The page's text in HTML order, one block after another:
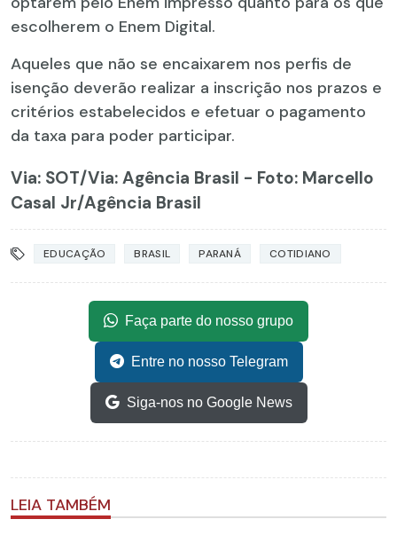
escolherem o Enem Digital.
Aqueles que não se encaixarem nos perfis de
isenção deverão realizar a inscrição nos prazos e
critérios estabelecidos e efetuar o pagamento
da taxa para poder participar.
Via: SOT/Via: Agência Brasil - Foto: Marcello
Casal Jr/Agência Brasil
EDUCAÇÃO BRASIL PARANÁ COTIDIANO
Faça parte do nosso grupo
Entre no nosso Telegram
Siga-nos no Google News
LEIA TAMBÉM